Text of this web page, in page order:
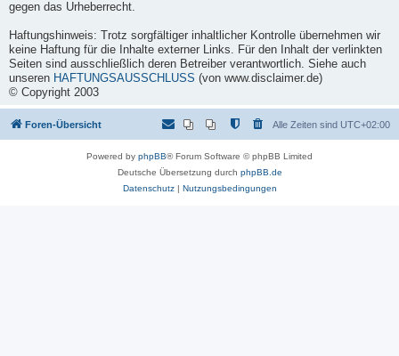
gegen das Urheberrecht.
Haftungshinweis: Trotz sorgfältiger inhaltlicher Kontrolle übernehmen wir
keine Haftung für die Inhalte externer Links. Für den Inhalt der verlinkten
Seiten sind ausschließlich deren Betreiber verantwortlich. Siehe auch
unseren HAFTUNGSAUSSCHLUSS (von www.disclaimer.de)
© Copyright 2003
Foren-Übersicht Alle Zeiten sind UTC+02:00
Powered by phpBB® Forum Software © phpBB Limited
Deutsche Übersetzung durch phpBB.de
Datenschutz| Nutzungsbedingungen